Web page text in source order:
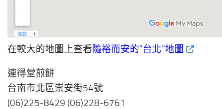
在較大的地圖上查看隨裕而安的”台北”地圖
連得堂煎餅
台南市北區崇安街54號
(06)225-8429 (06)228-6761